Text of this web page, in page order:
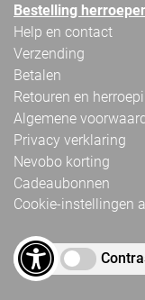
Bestelling
Help en contact
Verzending
Betalen
Retouren en
Algemene
Privacy verklaring
Nevobo korting
Cadeaubonnen
Cookie-instellingen